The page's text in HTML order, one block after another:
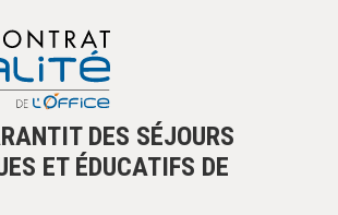
DES SÉJOURS
ET ÉDUCATIFS DE